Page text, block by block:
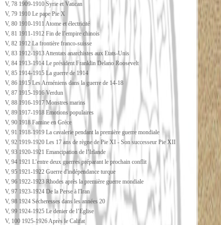
V, 78 1909-1910 Syrie et Vatican
V, 79 1910 Le pape Pie X
V, 80 1910-1911 Atome et électricité
V, 81 1911-1912 Fin de l’empire chinois
V, 82 1912 La frontière franco-suisse
V, 83 1912-1913 Attentats anarchistes aux Etats-Unis
V, 84 1913-1914 Le président Franklin Delano Roosevelt
V, 85 1914-1915 La guerre de 1914
V, 86 1915 Les Arméniens dans la guerre de 14-18
V, 87 1915-1916 Verdun
V, 88 1916-1917 Monstres marins
V, 89 1917-1918 Emotions populaires
V, 90 1918 Famine en Grèce
V, 91 1918-1919 La cavalerie pendant la première guerre mondiale
V, 92 1919-1920 Les 17 ans de règne de Pie XI - Son successeur Pie XII
V, 93 1920-1921 Emancipation de l’Irlande
V, 94 1921 L’entre deux guerres préparant le prochain conflit
V, 95 1921-1922 Guerre d'indépendance turque
V, 96 1922-1923 Rhodes après la première guerre mondiale
V, 97 1923-1924 De la Perse à l'Iran
V, 98 1924 Sécheresses dans les années 20
V, 99 1924-1925 Le denier de l’Eglise
V, 100 1925-1926 Après le Califat